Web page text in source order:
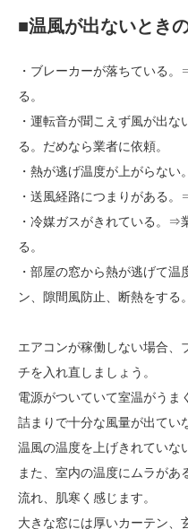
■温風が出ないとき
・ブレーカーが落ちている
る。
・運転音が聞こえず風が出
る。だめなら業者に依頼。
・熱が逃げ温度が上がらな
・送風経路につまりがある
・冷媒ガスがきれている。⇒
る。
・部屋の窓から熱が逃げて
ン、隙間風防止、断熱をする。
エアコンが稼働しない場合、
チを入れ直しましょう。
電源がついていて室温がうま
詰まりで十分な風量が出てい
温風の温度を上げきれていな
また、室内の温度にムラが
流れ、肌寒く感じます。
大きな窓には厚いカーテン、